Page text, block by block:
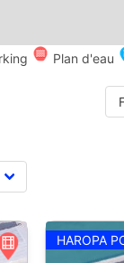
Plan d'eau
HAROPA